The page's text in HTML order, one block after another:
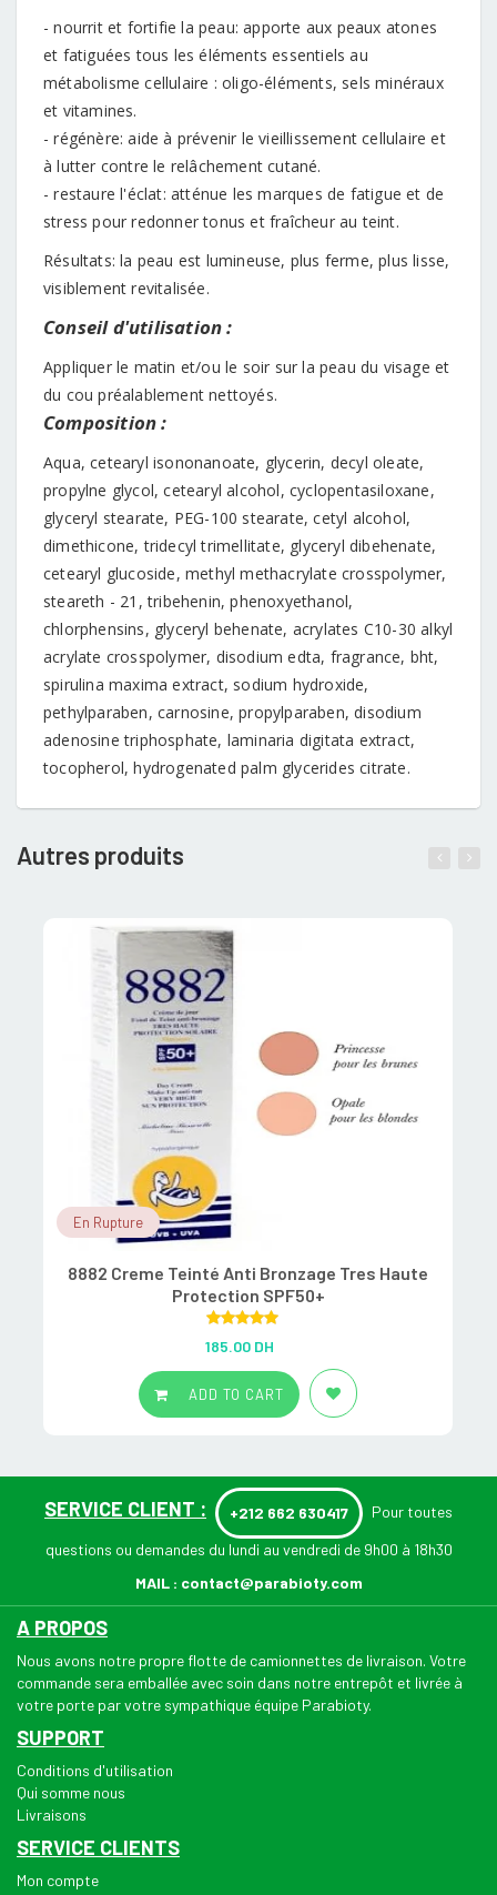
- nourrit et fortifie la peau: apporte aux peaux atones
et fatiguées tous les éléments essentiels au
métabolisme cellulaire : oligo-éléments, sels minéraux
et vitamines.
- régénère: aide à prévenir le vieillissement cellulaire et
à lutter contre le relâchement cutané.
- restaure l'éclat: atténue les marques de fatigue et de
stress pour redonner tonus et fraîcheur au teint.
Résultats: la peau est lumineuse, plus ferme, plus lisse,
visiblement revitalisée.
Conseil d'utilisation :
Appliquer le matin et/ou le soir sur la peau du visage et
du cou préalablement nettoyés.
Composition :
Aqua, cetearyl isononanoate, glycerin, decyl oleate,
propylne glycol, cetearyl alcohol, cyclopentasiloxane,
glyceryl stearate, PEG-100 stearate, cetyl alcohol,
dimethicone, tridecyl trimellitate, glyceryl dibehenate,
cetearyl glucoside, methyl methacrylate crosspolymer,
steareth - 21, tribehenin, phenoxyethanol,
chlorphensins, glyceryl behenate, acrylates C10-30 alkyl
acrylate crosspolymer, disodium edta, fragrance, bht,
spirulina maxima extract, sodium hydroxide,
pethylparaben, carnosine, propylparaben, disodium
adenosine triphosphate, laminaria digitata extract,
tocopherol, hydrogenated palm glycerides citrate.
Autres produits
En Rupture
8882 Creme Teinté Anti Bronzage Tres Haute
Protection SPF50+
out of 5
185.00 DH
ADD TO CART
SERVICE CLIENT : +212 662 630417 Pour toutes
questions ou demandes du lundi au vendredi de 9h00 à 18h30
MAIL : contact@parabioty.com
A PROPOS
Nous avons notre propre flotte de camionnettes de livraison. Votre
commande sera emballée avec soin dans notre entrepôt et livrée à
votre porte par votre sympathique équipe Parabioty.
SUPPORT
Conditions d'utilisation
Qui somme nous
Livraisons
SERVICE CLIENTS
Mon compte